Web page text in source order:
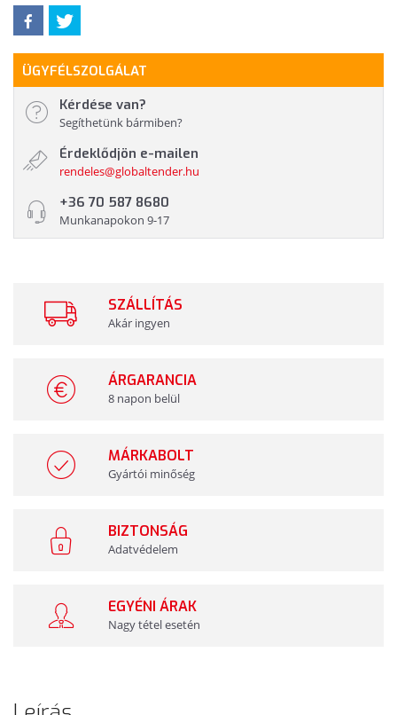
ÜGYFÉLSZOLGÁLAT
Kérdése van?
Segíthetünk bármiben?
Érdeklődjön e-mailen
rendeles@globaltender.hu
+36 70 587 8680
Munkanapokon 9-17
SZÁLLÍTÁS
Akár ingyen
ÁRGARANCIA
8 napon belül
MÁRKABOLT
Gyártói minőség
BIZTONSÁG
Adatvédelem
EGYÉNI ÁRAK
Nagy tétel esetén